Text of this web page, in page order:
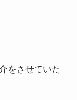
をさせていた